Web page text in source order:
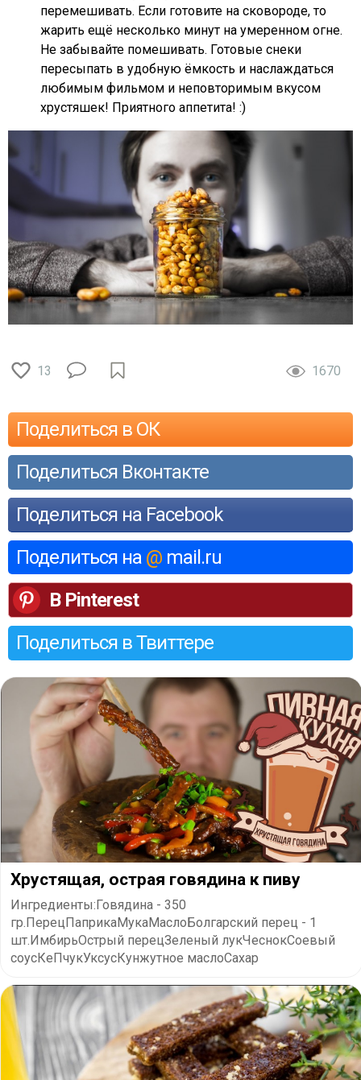
перемешивать. Если готовите на сковороде, то
жарить ещё несколько минут на умеренном огне.
Не забывайте помешивать. Готовые снеки
пересыпать в удобную ёмкость и наслаждаться
любимым фильмом и неповторимым вкусом
хрустяшек! Приятного аппетита! :)
13 1670
Поделиться в ОК
Поделиться Вконтакте
Поделиться на Facebook
Поделиться на @ mail.ru
В Pinterest
Поделиться в Твиттере
Хрустящая, острая говядина к пиву
Ингредиенты:Говядина - 350
гр.ПерецПаприкаМукаМаслоБолгарский перец - 1
шт.ИмбирьОстрый перецЗеленый лукЧеснокСоевый
соусКеПчукУксусКунжутное маслоСахар